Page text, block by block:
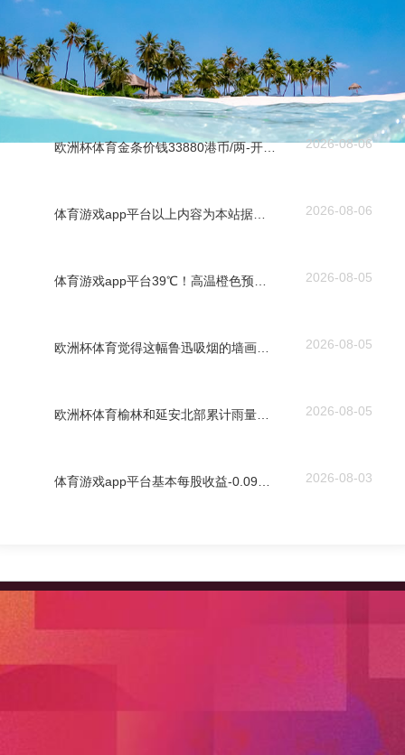
欧洲杯体育金条价钱33880港币/两-开云「中国」kaiyun体育网址-登录入口 2026-08-06
2026-08-06
2026-08-05
2026-08-05
2026-08-05
2026-08-03